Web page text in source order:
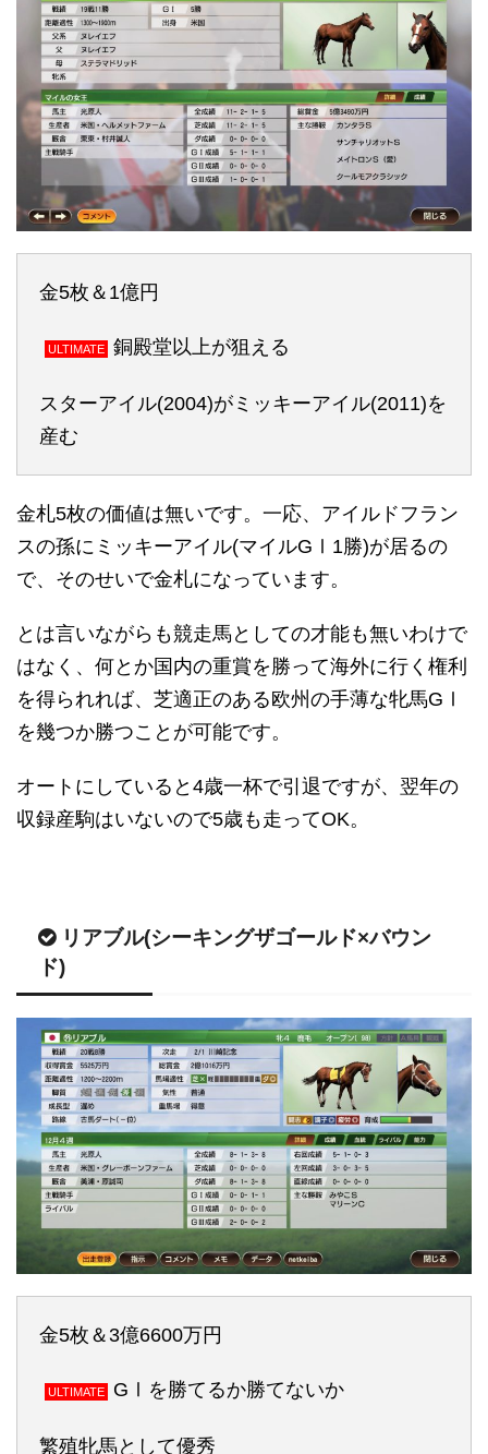
金5枚＆1億円
ULTIMATE 銅殿堂以上が狙える
スターアイル(2004)がミッキーアイル(2011)を
産む
金札5枚の価値は無いです。一応、アイルドフラン
スの孫にミッキーアイル(マイルGⅠ1勝)が居るの
で、そのせいで金札になっています。
とは言いながらも競走馬としての才能も無いわけで
はなく、何とか国内の重賞を勝って海外に行く権利
を得られれば、芝適正のある欧州の手薄な牝馬GⅠ
を幾つか勝つことが可能です。
オートにしていると4歳一杯で引退ですが、翌年の
収録産駒はいないので5歳も走ってOK。
リアブル(シーキングザゴールド×バウン
ド)
金5枚＆3億6600万円
ULTIMATE GⅠを勝てるか勝てないか
繁殖牝馬として優秀